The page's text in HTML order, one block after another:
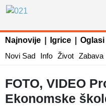
Najnovije Igrice
Novi Sad
Info Život Zabava
FOTO, VIDEO
Ekonomske